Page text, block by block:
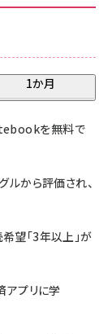
1か月
を無料で
ルから評価され、
望「3年以上」が
アプリに学